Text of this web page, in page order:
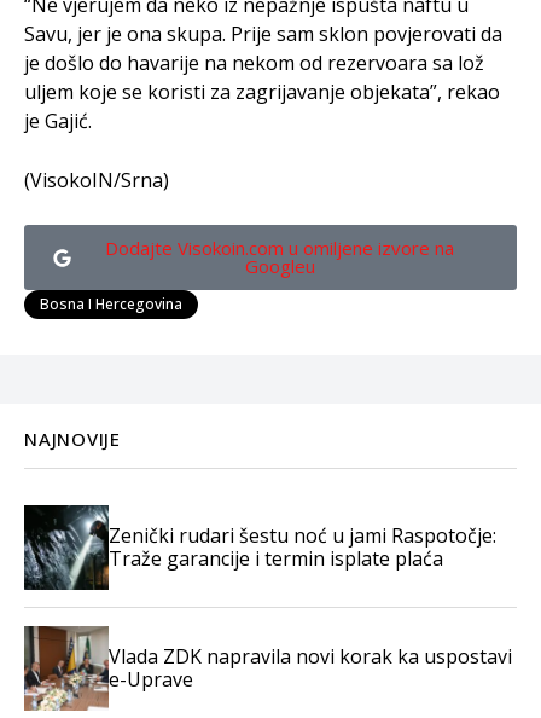
Savu, jer je ona skupa. Prije sam sklon povjerovati da
je došlo do havarije na nekom od rezervoara sa lož
uljem koje se koristi za zagrijavanje objekata”, rekao
je Gajić.
(VisokoIN/Srna)
Dodajte Visokoin.com u omiljene izvore na
Googleu
Bosna I Hercegovina
NAJNOVIJE
Zenički rudari šestu noć u jami Raspotočje:
Traže garancije i termin isplate plaća
Vlada ZDK napravila novi korak ka uspostavi
e-Uprave